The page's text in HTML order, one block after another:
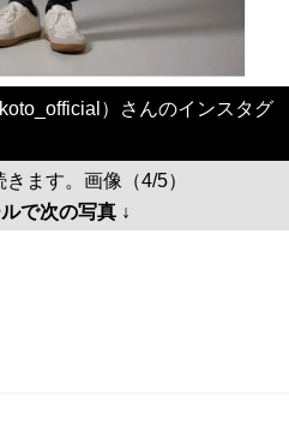
ます。画像（4/5）
で次の写真 ↓